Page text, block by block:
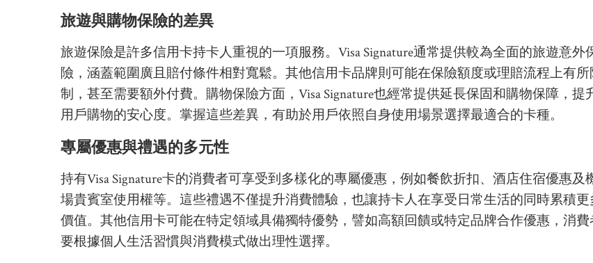
旅遊與購物保險的差異
旅遊保險是許多信用卡持卡人重視的一項服務。Visa Signature通常提供較為全面的旅遊意外
險，涵蓋範圍廣且賠付條件相對寬鬆。其他信用卡品牌則可能在保險額度或理賠流程上有所
制，甚至需要額外付費。購物保險方面，Visa Signature也經常提供延長保固和購物保障，提
用戶購物的安心度。掌握這些差異，有助於用戶依照自身使用場景選擇最適合的卡種。
專屬優惠與禮遇的多元性
持有Visa Signature卡的消費者可享受到多樣化的專屬優惠，例如餐飲折扣、酒店住宿優惠及
場貴賓室使用權等。這些禮遇不僅提升消費體驗，也讓持卡人在享受日常生活的同時累積更
價值。其他信用卡可能在特定領域具備獨特優勢，譬如高額回饋或特定品牌合作優惠，消費
要根據個人生活習慣與消費模式做出理性選擇。